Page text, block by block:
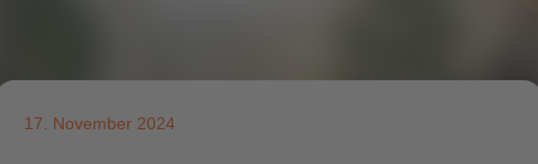
17. November 2024